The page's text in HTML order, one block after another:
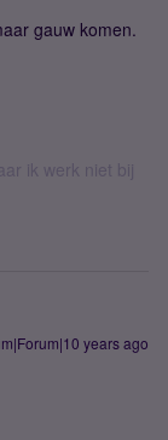
gauw komen.
ik werk niet bij
years ago